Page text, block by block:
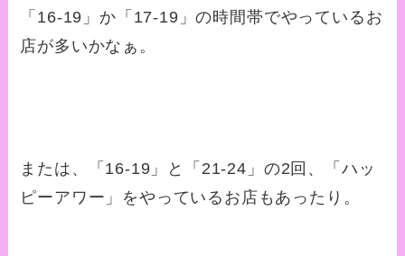
「16-19」か「17-19」の時間帯でやっているお
店が多いかなぁ。
または、「16-19」と「21-24」の2回、「ハッ
ピーアワー」をやっているお店もあったり。